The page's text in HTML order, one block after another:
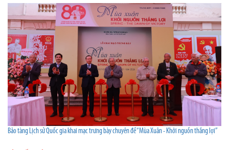
Bảo tàng Lịch sử Quốc gia khai mạc trưng bày chuyên đề “Mùa Xuân - Khởi nguồn thắng lợi”